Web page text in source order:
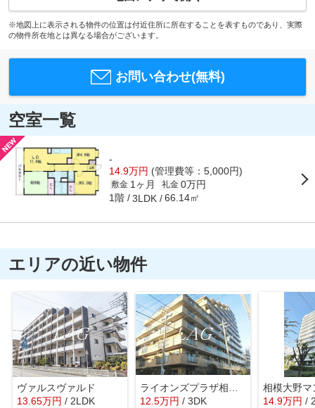
※地図上に表示される物件の位置は付近住所に所在することを表すものであり、実際
の物件所在地とは異なる場合がございます。
お問い合わせ(無料)
空室一覧
-
14.9万円 (管理費等：5,000円)
敷金 1ヶ月 礼金 0万円
1階 3LDK 66.14㎡
エリアの近い物件
ヴァルスヴァルド
13.65万円 / 2LDK
12.5万円 / 3DK
相模大野マ
14.9万円 /